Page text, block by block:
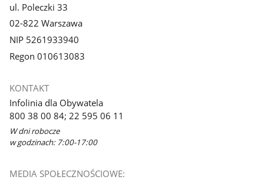
ul. Poleczki 33
02-822 Warszawa
NIP 5261933940
Regon 010613083
KONTAKT
Infolinia dla Obywatela
800 38 00 84; 22 595 06 11
W dni robocze
w godzinach: 7:00-17:00
MEDIA SPOŁECZNOŚCIOWE: